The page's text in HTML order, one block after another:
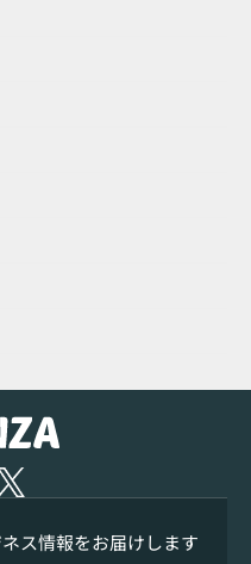
ス情報をお届けします